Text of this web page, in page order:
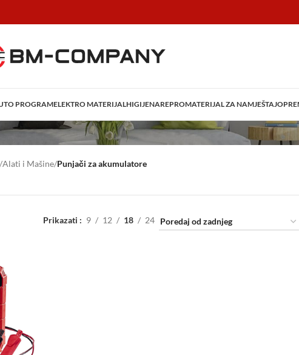
PROGRAMELEKTRO MATERIJALHIGIJENAREPROMATERIJAL ZA NAMJEŠTAJ
/Alati i Mašine/Punjači za akumulatore
Prikazati 9 12 18 24